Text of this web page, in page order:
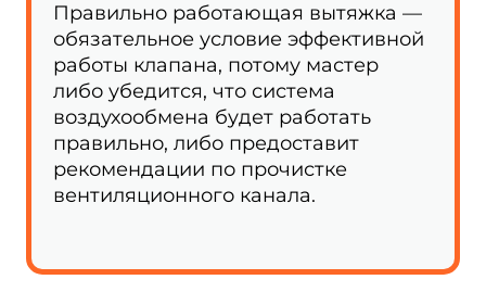
Правильно работающая вытяжка —
обязательное условие эффективной
работы клапана, потому мастер
либо убедится, что система
воздухообмена будет работать
правильно, либо предоставит
рекомендации по прочистке
вентиляционного канала.